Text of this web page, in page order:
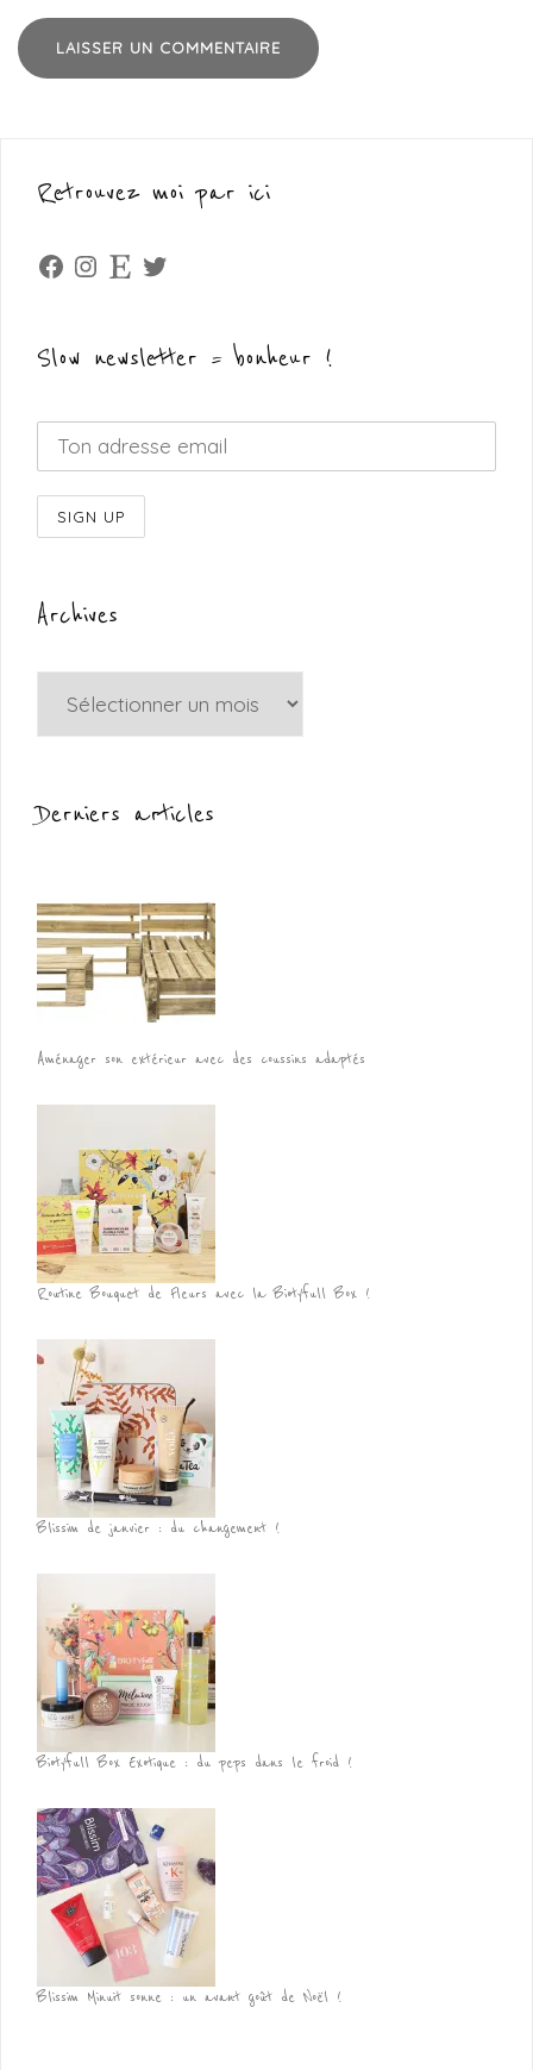
Retrouvez moi par ici
Facebook
Instagram
Etsy Twitter
Slow newsletter = bonheur !
Archives
Derniers articles
Aménager son extérieur avec des coussins adaptés
Routine Bouquet de Fleurs avec la Biotyfull Box !
Blissim de janvier : du changement !
Biotyfull Box Exotique : du peps dans le froid !
Blissim Minuit sonne : un avant goût de Noël !